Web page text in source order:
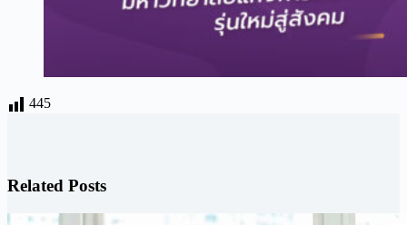
445
Related Posts